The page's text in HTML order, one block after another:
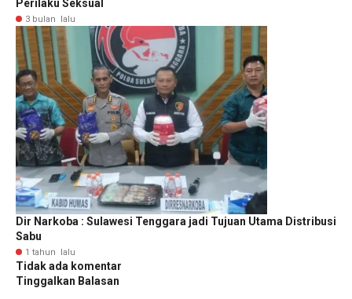
Perilaku Seksual
3 bulan lalu
Dir Narkoba : Sulawesi Tenggara jadi Tujuan Utama Distribusi
Sabu
1 tahun lalu
Tidak ada komentar
Tinggalkan Balasan